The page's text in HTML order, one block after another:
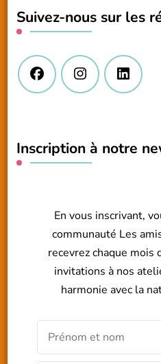
?
Suivez-nous sur les
Inscription à notre
En vous inscrivant,
communauté Les
recevrez chaque mois
invitations à nos
harmonie avec la